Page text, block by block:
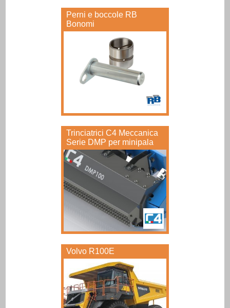
Perni e boccole RB
Bonomi
Trinciatrici C4 Meccanica
Serie DMP per minipala
Volvo R100E